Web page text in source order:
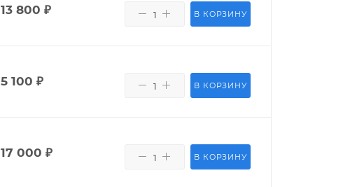
13 800 ₽ В КОРЗИНУ
5 100 ₽ В КОРЗИНУ
17 000 ₽ В КОРЗИНУ